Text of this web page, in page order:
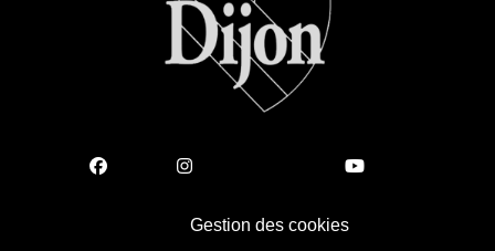
Gestion des cookies